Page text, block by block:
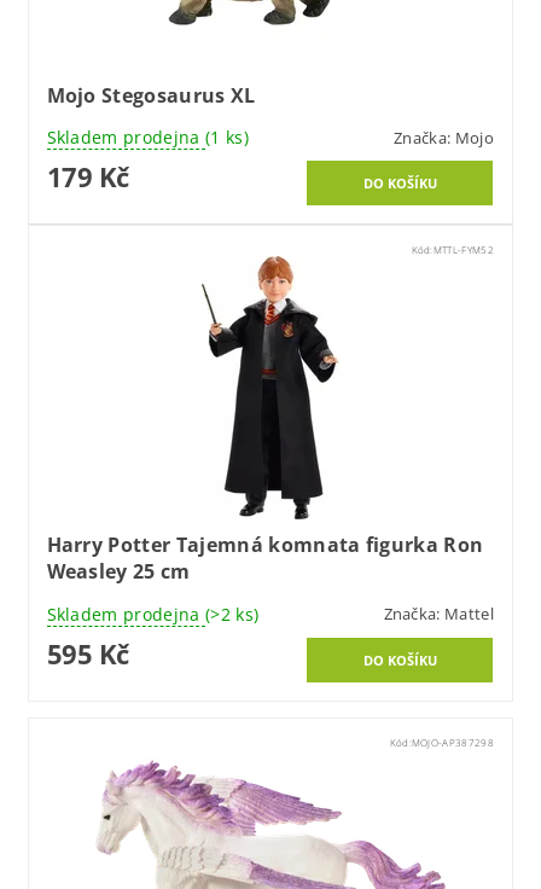
Mojo Stegosaurus XL
Skladem prodejna (1 ks) Značka: Mojo
179 Kč
Kód: MTTL-FYM52
Harry Potter Tajemná komnata figurka Ron
Weasley 25 cm
Skladem prodejna (>2 ks) Značka: Mattel
595 Kč
Kód: MOJO-AP387298